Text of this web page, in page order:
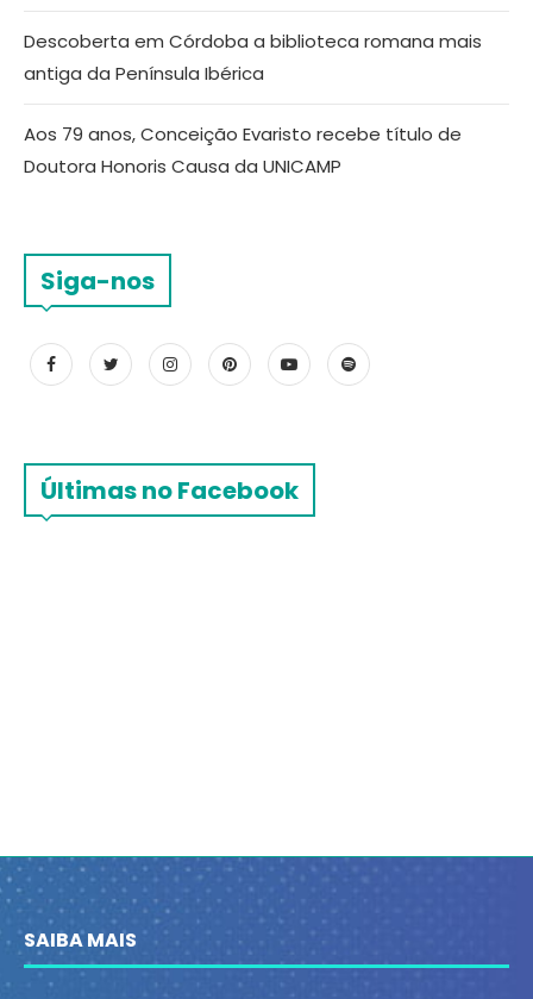
Descoberta em Córdoba a biblioteca romana mais
antiga da Península Ibérica
Aos 79 anos, Conceição Evaristo recebe título de
Doutora Honoris Causa da UNICAMP
Siga-nos
Últimas no Facebook
SAIBA MAIS